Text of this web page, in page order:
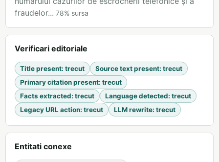
fraudelor... 78% sursa
Verificari editoriale
Title present: trecut Source text present: trecut
Primary citation present: trecut
Facts extracted: trecut Language detected: trecut
Legacy URL action: trecut LLM rewrite: trecut
Entitati conexe